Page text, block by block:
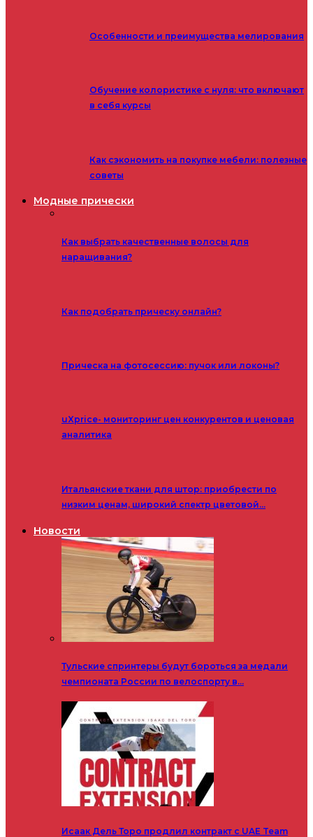
Особенности и преимущества мелирования
Обучение колористике с нуля: что включают
в себя курсы
Как сэкономить на покупке мебели: полезные
советы
Модные прически
Как выбрать качественные волосы для
наращивания?
Как подобрать прическу онлайн?
Прическа на фотосессию: пучок или локоны?
uXprice- мониторинг цен конкурентов и ценовая
аналитика
Итальянские ткани для штор: приобрести по
низким ценам, широкий спектр цветовой…
Новости
Тульские спринтеры будут бороться за медали
чемпионата России по велоспорту в…
Исаак Дель Торо продлил контракт с UAE Team